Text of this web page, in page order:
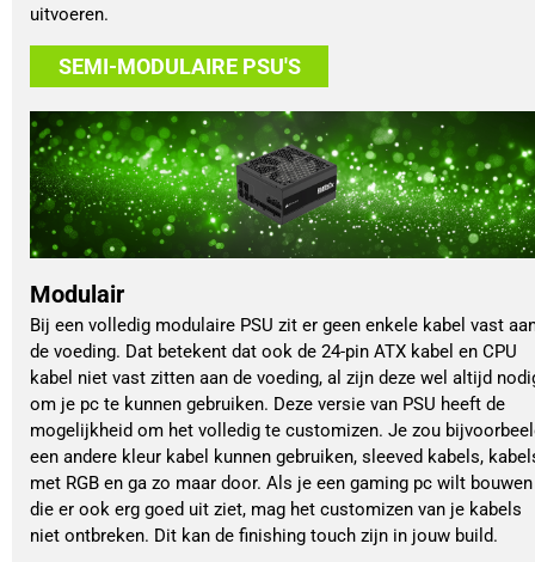
uitvoeren.
SEMI-MODULAIRE PSU'S
Modulair
Bij een volledig modulaire PSU zit er geen enkele kabel vast
de voeding. Dat betekent dat ook de 24-pin ATX kabel en CPU
kabel niet vast zitten aan de voeding, al zijn deze wel altijd
om je pc te kunnen gebruiken. Deze versie van PSU heeft de
mogelijkheid om het volledig te customizen. Je zou
een andere kleur kabel kunnen gebruiken, sleeved kabels,
met RGB en ga zo maar door. Als je een gaming pc wilt bouwen
die er ook erg goed uit ziet, mag het customizen van je kabels
niet ontbreken. Dit kan de finishing touch zijn in jouw build.